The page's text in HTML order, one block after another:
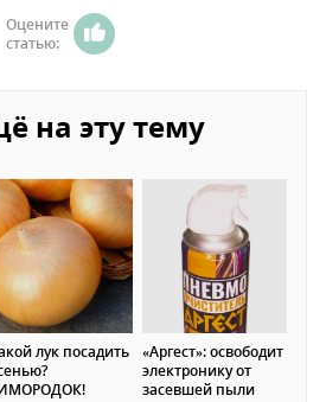
Оцените
статью:
на эту тему
лук посадить
«Аргест»: освободит
электронику от
засевшей пыли